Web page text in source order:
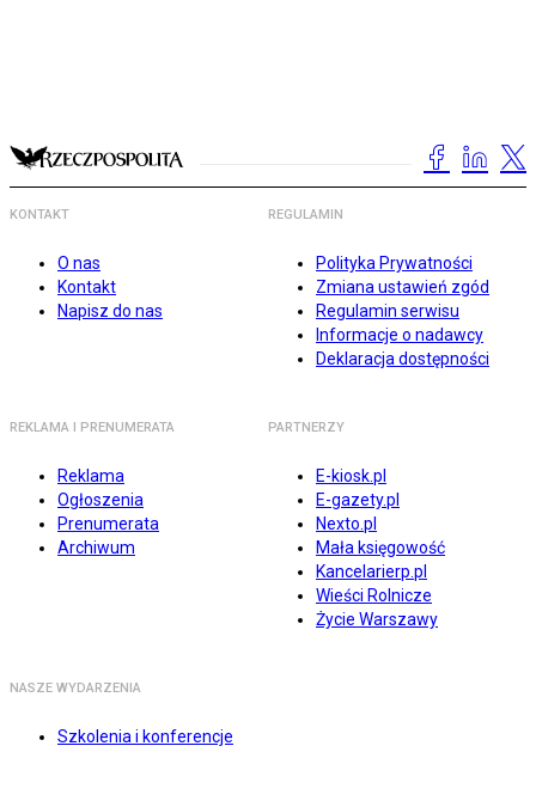
KONTAKT
O nas
Kontakt
Napisz do nas
REGULAMIN
Polityka Prywatności
Zmiana ustawień zgód
Regulamin serwisu
Informacje o nadawcy
Deklaracja dostępności
REKLAMA I PRENUMERATA
Reklama
Ogłoszenia
Prenumerata
Archiwum
PARTNERZY
E-kiosk.pl
E-gazety.pl
Nexto.pl
Mała księgowość
Kancelarierp.pl
Wieści Rolnicze
Życie Warszawy
NASZE WYDARZENIA
Szkolenia i konferencje